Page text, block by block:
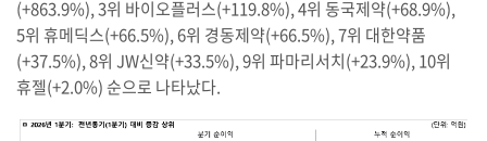
(+863.9%), 3위 바이오플러스(+119.8%), 4위 동국제약(+68.9%),
5위 휴메딕스(+66.5%), 6위 경동제약(+66.5%), 7위 대한약품
(+37.5%), 8위 JW신약(+33.5%), 9위 파마리서치(+23.9%), 10위
휴젤(+2.0%) 순으로 나타났다.